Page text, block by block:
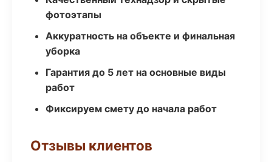
фотоэтапы
Аккуратность на объекте и финальная
уборка
Гарантия до 5 лет на основные виды
работ
Фиксируем смету до начала работ
Отзывы клиентов